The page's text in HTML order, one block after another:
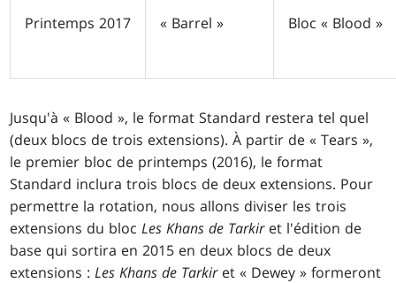
Printemps 2017 « Barrel » Bloc « Blood »
Jusqu'à « Blood », le format Standard restera tel quel
(deux blocs de trois extensions). À partir de « Tears »,
le premier bloc de printemps (2016), le format
Standard inclura trois blocs de deux extensions. Pour
permettre la rotation, nous allons diviser les trois
extensions du blocLes Khans de Tarkiret l'édition de
base qui sortira en 2015 en deux blocs de deux
extensions :Les Khans de Tarkiret « Dewey » formeront